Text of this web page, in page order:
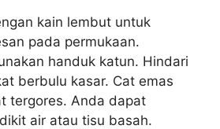
kain lembut untuk
pada permukaan.
handuk katun. Hindari
berbulu kasar. Cat emas
tergores. Anda dapat
air atau tisu basah.